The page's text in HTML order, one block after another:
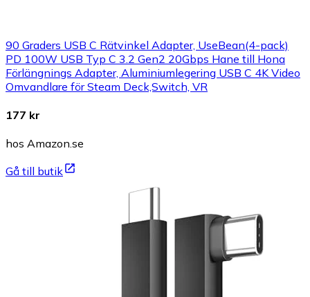
90 Graders USB C Rätvinkel Adapter, UseBean(4-pack)
PD 100W USB Typ C 3.2 Gen2 20Gbps Hane till Hona
Förlängnings Adapter, Aluminiumlegering USB C 4K Video
Omvandlare för Steam Deck,Switch, VR
177 kr
hos Amazon.se
Gå till butik